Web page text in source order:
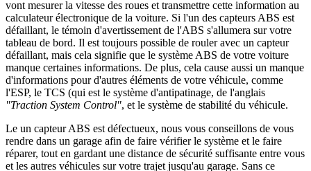
vont mesurer la vitesse des roues et transmettre cette information au
calculateur électronique de la voiture. Si l'un des capteurs ABS est
défaillant, le témoin d'avertissement de l'ABS s'allumera sur votre
tableau de bord. Il est toujours possible de rouler avec un capteur
défaillant, mais cela signifie que le système ABS de votre voiture
manque certaines informations. De plus, cela cause aussi un manque
d'informations pour d'autres éléments de votre véhicule, comme
l'ESP, le TCS (qui est le système d'antipatinage, de l'anglais
"Traction System Control", et le système de stabilité du véhicule.
Le un capteur ABS est défectueux, nous vous conseillons de vous
rendre dans un garage afin de faire vérifier le système et le faire
réparer, tout en gardant une distance de sécurité suffisante entre vous
et les autres véhicules sur votre trajet jusqu'au garage. Sans ce